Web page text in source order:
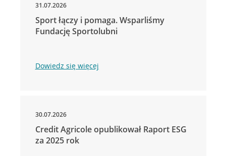
31.07.2026
Sport łączy i pomaga. Wsparliśmy
Fundację Sportolubni
Dowiedz się więcej
30.07.2026
Credit Agricole opublikował Raport ESG
za 2025 rok